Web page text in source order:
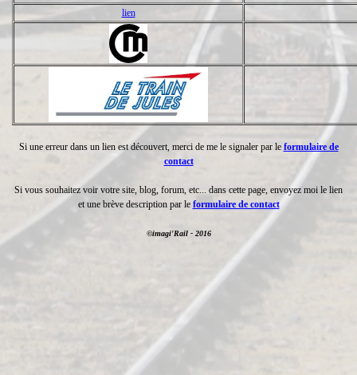
lien
Si une erreur dans un lien est découvert, merci de me le signaler par le formulaire de
contact
Si vous souhaitez voir votre site, blog, forum, etc... dans cette page, envoyez moi le lien
et une brève description par le formulaire de contact
©imagi'Rail - 2016